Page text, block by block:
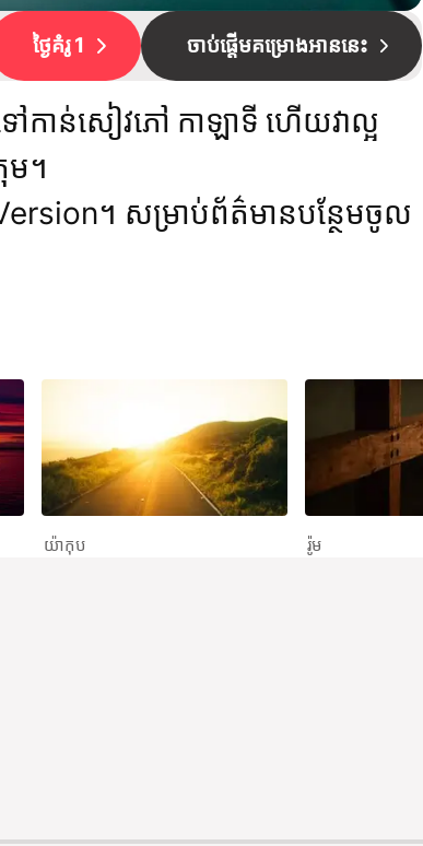
ថ្ងៃគំរូ 1 ចាប់​ផ្ដើមគម្រោងអាននេះ
កាន់សៀវភៅ កាឡាទី ហើយវាល្អ
ម។
។ សម្រាប់ព័ត៌មានបន្ថែមចូល
យ៉ាកុប រ៉ូម